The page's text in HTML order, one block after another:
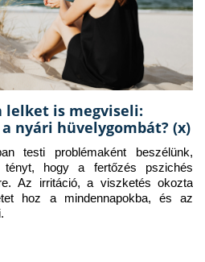
lelket is megviseli:
nyári hüvelygombát? (x)
testi problémaként beszélünk,
hogy a fertőzés pszichés
Az irritáció, a viszketés okozta
hoz a mindennapokba, és az